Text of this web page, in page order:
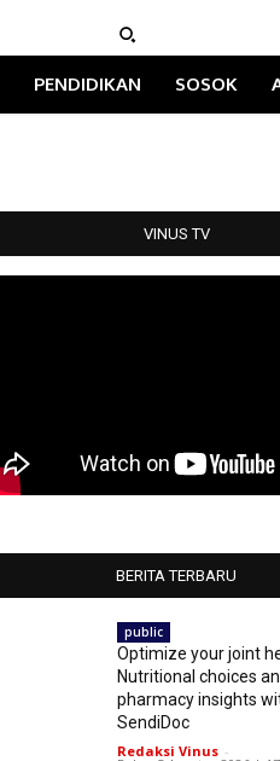
PENDIDIKAN SOSOK
VINUS TV
BERITA TERBARU
public
Optimize your joint
Nutritional choices
pharmacy insights
SendiDoc
Redaksi Vinus -